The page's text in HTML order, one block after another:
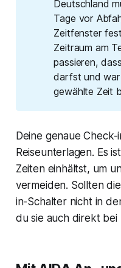
Deutschland
Tage vor
Zeitfenster
Zeitraum am
passieren,
darfst und
gewählte Zeit
Deine genaue
Reiseunterlagen. Es
Zeiten einhältst, um
vermeiden. Sollten
in-Schalter nicht in
du sie auch direkt